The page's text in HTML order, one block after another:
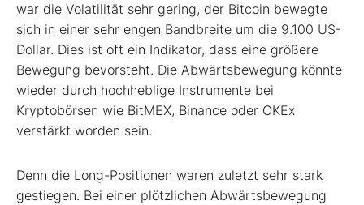
Kontakt
war die Volatilität sehr gering, der Bitcoin bewegte
sich in einer sehr engen Bandbreite um die 9.100 US-
Dollar. Dies ist oft ein Indikator, dass eine größere
Bewegung bevorsteht. Die Abwärtsbewegung könnte
wieder durch hochheblige Instrumente bei
Kryptobörsen wie BitMEX, Binance oder OKEx
verstärkt worden sein.
Denn die Long-Positionen waren zuletzt sehr stark
gestiegen. Bei einer plötzlichen Abwärtsbewegung